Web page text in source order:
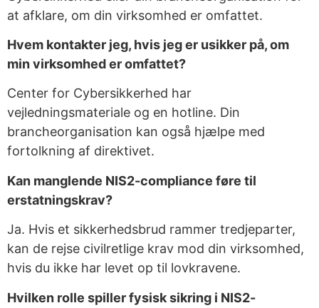
at afklare, om din virksomhed er omfattet.
Hvem kontakter jeg, hvis jeg er usikker på, om
min virksomhed er omfattet?
Center for Cybersikkerhed har
vejledningsmateriale og en hotline. Din
brancheorganisation kan også hjælpe med
fortolkning af direktivet.
Kan manglende NIS2-compliance føre til
erstatningskrav?
Ja. Hvis et sikkerhedsbrud rammer tredjeparter,
kan de rejse civilretlige krav mod din virksomhed,
hvis du ikke har levet op til lovkravene.
Hvilken rolle spiller fysisk sikring i NIS2-